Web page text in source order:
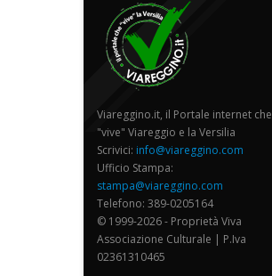
Viareggino.it, il Portale internet che
"vive" Viareggio e la Versilia
Scrivici: info@viareggino.com
Ufficio Stampa:
stampa@viareggino.com
Telefono: 389-0205164
© 1999-2026 - Proprietà Viva
Associazione Culturale | P.Iva
02361310465